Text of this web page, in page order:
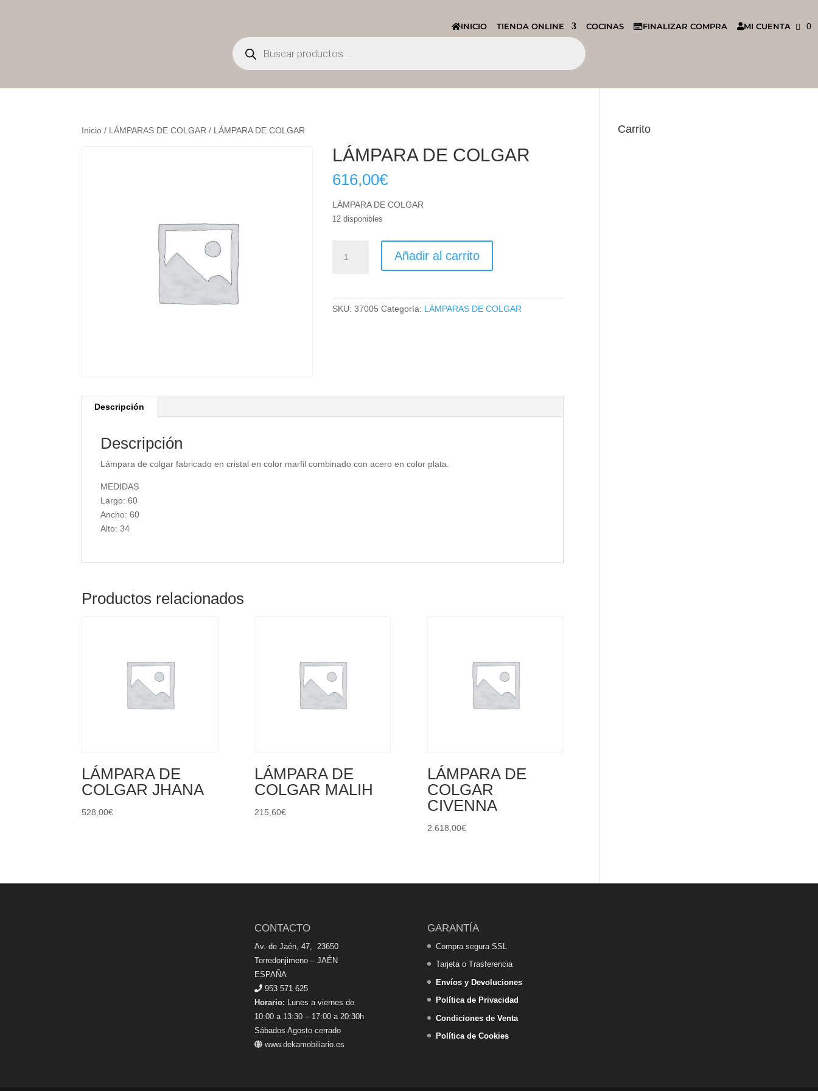
INICIO TIENDA ONLINE COCINAS FINALIZAR COMPRA MI CUENTA
0
Búsqueda
de
productos
Inicio / LÁMPARAS DE COLGAR / LÁMPARA DE COLGAR
LÁMPARA DE COLGAR
616,00€
LÁMPARA DE COLGAR
12 disponibles
Añadir al carrito
SKU:37005 Categoría: LÁMPARAS DE COLGAR
Descripción
Descripción
Lámpara de colgar fabricado en cristal en color marfil combinado con acero en color plata.
MEDIDAS
Largo: 60
Ancho: 60
Alto: 34
Productos relacionados
LÁMPARA DE
COLGAR JHANA
528,00€
LÁMPARA DE
COLGAR MALIH
215,60€
LÁMPARA DE
COLGAR
CIVENNA
2.618,00€
Carrito
CONTACTO
Av. de Jaén, 47, 23650
Torredonjimeno – JAÉN
ESPAÑA
953 571 625
Horario: Lunes a viernes de
10:00 a 13:30 – 17:00 a 20:30h
Sábados Agosto cerrado
www.dekamobiliario.es
GARANTÍA
Compra segura SSL
Tarjeta o Trasferencia
Envíos y Devoluciones
Política de Privacidad
Condiciones de Venta
Política de Cookies